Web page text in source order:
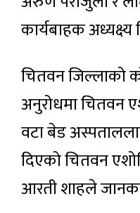
कार्यबाहक अध्यक्ष्य
चितवन जिल्लाको
अनुरोधमा चितवन
वटा बेड
दिएको चितवन
आरती शाहले